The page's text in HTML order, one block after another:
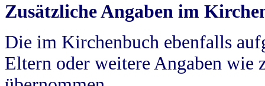
Zusätzliche Angaben im
Die im Kirchenbuch ebenfalls
Eltern oder weitere Angaben wie